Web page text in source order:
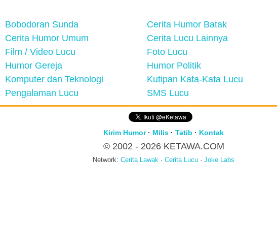
Bobodoran Sunda
Cerita Humor Batak
Cerita Humor Umum
Cerita Lucu Lainnya
Film / Video Lucu
Foto Lucu
Humor Gereja
Humor Politik
Komputer dan Teknologi
Kutipan Kata-Kata Lucu
Pengalaman Lucu SMS Lucu
Kirim Humor· Milis · Tatib · Kontak
© 2002 - 2026 KETAWA.COM
Network: Cerita Lawak · Cerita Lucu · Joke Labs